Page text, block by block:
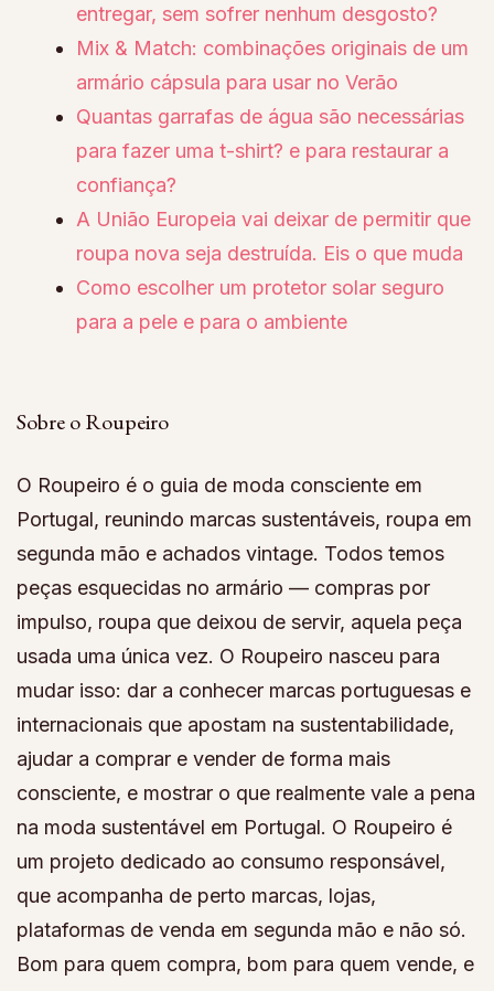
entregar, sem sofrer nenhum desgosto?
Mix & Match: combinações originais de um
armário cápsula para usar no Verão
Quantas garrafas de água são necessárias
para fazer uma t-shirt? e para restaurar a
confiança?
A União Europeia vai deixar de permitir que
roupa nova seja destruída. Eis o que muda
Como escolher um protetor solar seguro
para a pele e para o ambiente
Sobre o Roupeiro
O Roupeiro é o guia de moda consciente em
Portugal, reunindo marcas sustentáveis, roupa em
segunda mão e achados vintage. Todos temos
peças esquecidas no armário — compras por
impulso, roupa que deixou de servir, aquela peça
usada uma única vez. O Roupeiro nasceu para
mudar isso: dar a conhecer marcas portuguesas e
internacionais que apostam na sustentabilidade,
ajudar a comprar e vender de forma mais
consciente, e mostrar o que realmente vale a pena
na moda sustentável em Portugal. O Roupeiro é
um projeto dedicado ao consumo responsável,
que acompanha de perto marcas, lojas,
plataformas de venda em segunda mão e não só.
Bom para quem compra, bom para quem vende, e